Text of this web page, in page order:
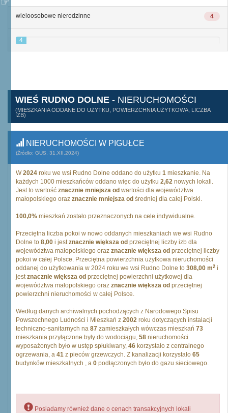
4
wieloosobowe nierodzinne
4
WIEŚ RUDNO DOLNE - NIERUCHOMOŚCI
(MIESZKANIA ODDANE DO UŻYTKU, POWIERZCHNIA UŻYTKOWA, LICZBA
IZB)
NIERUCHOMOŚCI W PIGUŁCE
(Źródło: GUS, 31.XII.2024)
W2024 roku we wsi Rudno Dolne oddano do użytku 1 mieszkanie. Na
każdych 1000 mieszkańców oddano więc do użytku 2,62 nowych lokali.
Jest to wartość znacznie mniejsza od wartości dla województwa
małopolskiego oraz znacznie mniejsza od średniej dla całej Polski.
100,0% mieszkań zostało przeznaczonych na cele indywidualne.
Przeciętna liczba pokoi w nowo oddanych mieszkaniach we wsi Rudno
Dolne to 8,00 i jestznacznie większa od przeciętnej liczby izb dla
województwa małopolskiego oraz znacznie większa od przeciętnej liczby
pokoi w całej Polsce. Przeciętna powierzchnia użytkowa nieruchomości
oddanej do użytkowania w 2024 roku we wsi Rudno Dolne to 308,00 m2 i
jestznacznie większa od przeciętnej powierzchni użytkowej dla
województwa małopolskiego oraz znacznie większa od przeciętnej
powierzchni nieruchomości w całej Polsce.
Według danych archiwalnych pochodzących z Narodowego Spisu
Powszechnego Ludności i Mieszkań z 2002 roku dotyczących instalacji
techniczno-sanitarnych na 87 zamieszkałych wówczas mieszkań 73
mieszkania przyłączone były do wodociągu, 58 nieruchomości
wyposażonych było w ustęp spłukiwany, 46 korzystało z centralnego
ogrzewania, a 41 z pieców grzewczych. Z kanalizacji korzystało 65
budynków mieszkalnych , a 0 podłączonych było do gazu sieciowego.
Posiadamy również dane o cenach transakcyjnych lokali